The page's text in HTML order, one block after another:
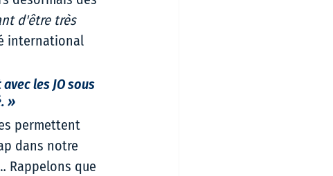
d'être très
international
les JO sous
»
permettent
dans notre
Rappelons que